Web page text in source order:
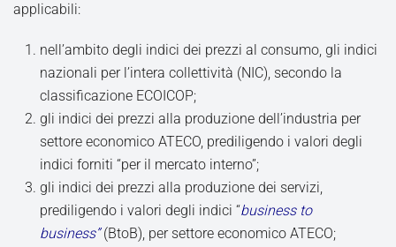
applicabili:
nell’ambito degli indici dei prezzi al consumo, gli indici
nazionali per l’intera collettività (NIC), secondo la
classificazione ECOICOP;
gli indici dei prezzi alla produzione dell’industria per
settore economico ATECO, prediligendo i valori degli
indici forniti “per il mercato interno”;
gli indici dei prezzi alla produzione dei servizi,
prediligendo i valori degli indici “business to
business”(BtoB), per settore economico ATECO;